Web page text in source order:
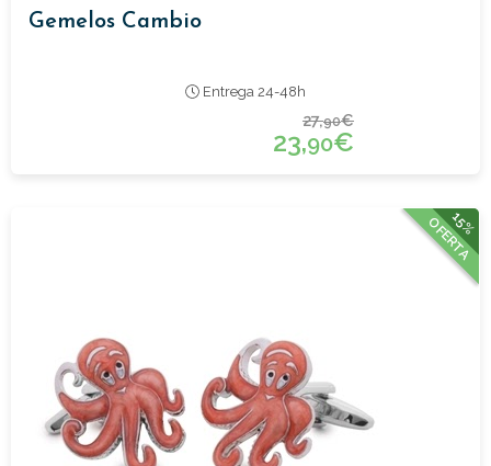
Gemelos Cambio
Entrega 24-48h
27,90€
23,90€
15%
OFERTA